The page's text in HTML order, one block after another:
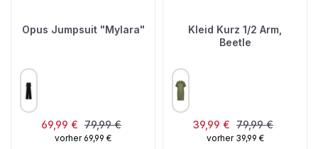
Opus Jumpsuit "Mylara"
FARBE
Verkaufspreis:
69,99 € Regulärer Preis:
79,99 €
vorher 69,99 €
Kleid Kurz 1/2 Arm,
Beetle
FARBE
Verkaufspreis:
39,99 € Regulärer Preis:
79,99 €
vorher 39,99 €